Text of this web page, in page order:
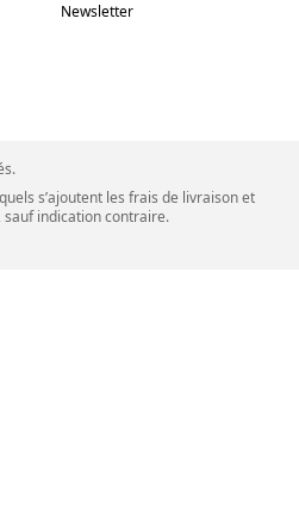
Newsletter
s’ajoutent les frais de livraison et
indication contraire.